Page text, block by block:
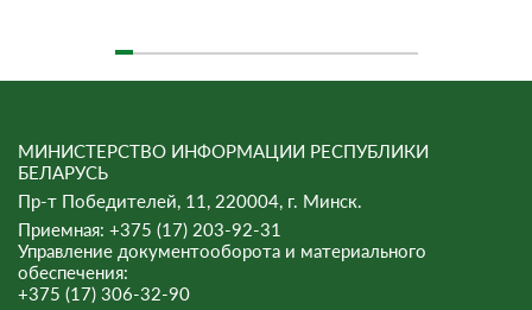
МИНИСТЕРСТВО ИНФОРМАЦИИ РЕСПУБЛИКИ
БЕЛАРУСЬ
Пр-т Победителей, 11, 220004, г. Минск.
Приемная: +375 (17) 203-92-31
Управление документооборота и материального
обеспечения:
+375 (17) 306-32-90